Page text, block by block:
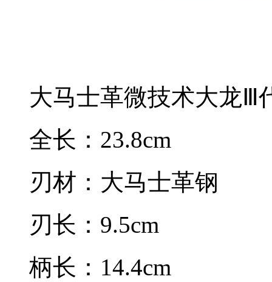
大马士革微技术大龙Ⅲ
全长：23.8cm
刃材：大马士革钢
刃长：9.5cm
柄长：14.4cm